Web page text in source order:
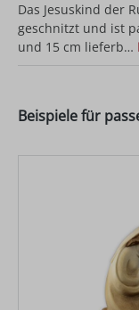
Das Jesuskind der
geschnitzt und ist
und 15 cm lieferb…
Beispiele für